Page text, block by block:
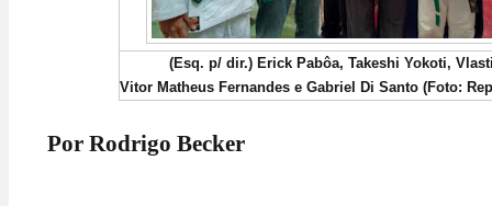
(Esq. p/ dir.) Erick Pabôa, Takeshi Yokoti,
Vitor Matheus Fernandes e Gabriel Di Santo (Foto:
Por Rodrigo Becker